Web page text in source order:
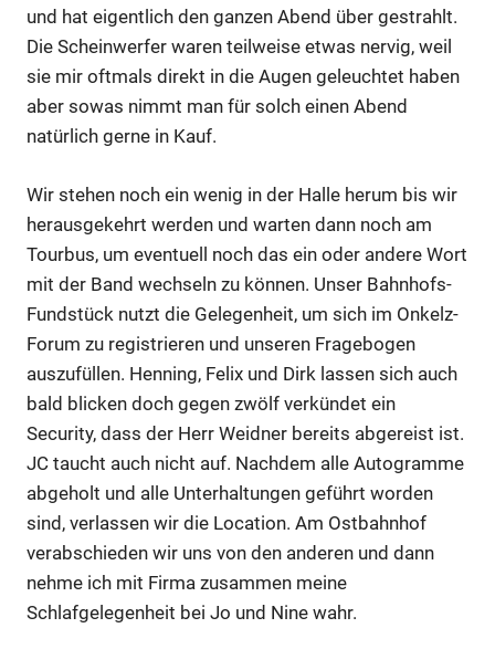
und hat eigentlich den ganzen Abend über gestrahlt.
Die Scheinwerfer waren teilweise etwas nervig, weil
sie mir oftmals direkt in die Augen geleuchtet haben
aber sowas nimmt man für solch einen Abend
natürlich gerne in Kauf.
Wir stehen noch ein wenig in der Halle herum bis wir
herausgekehrt werden und warten dann noch am
Tourbus, um eventuell noch das ein oder andere Wort
mit der Band wechseln zu können. Unser Bahnhofs-
Fundstück nutzt die Gelegenheit, um sich im Onkelz-
Forum zu registrieren und unseren Fragebogen
auszufüllen. Henning, Felix und Dirk lassen sich auch
bald blicken doch gegen zwölf verkündet ein
Security, dass der Herr Weidner bereits abgereist ist.
JC taucht auch nicht auf. Nachdem alle Autogramme
abgeholt und alle Unterhaltungen geführt worden
sind, verlassen wir die Location. Am Ostbahnhof
verabschieden wir uns von den anderen und dann
nehme ich mit Firma zusammen meine
Schlafgelegenheit bei Jo und Nine wahr.